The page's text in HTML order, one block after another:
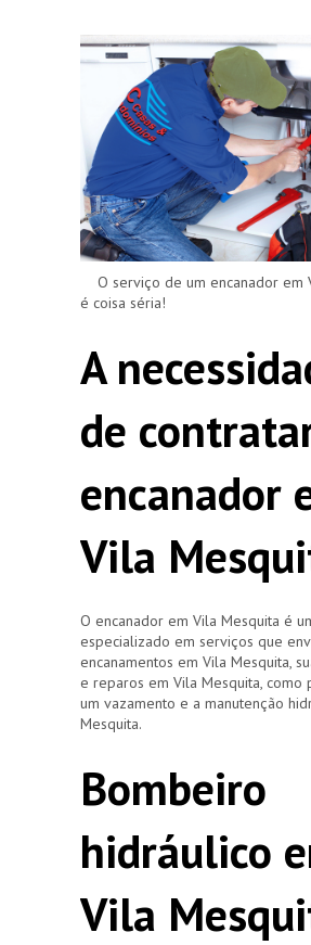
O serviço de um encanador em
é coisa séria!
A
de
encanador
Vila
O encanador em Vila Mesquita é
especializado em serviços que
encanamentos em Vila Mesquita,
e reparos em Vila Mesquita, como
um vazamento e a manutenção
Mesquita.
Bombeiro
hidráulico
Vila